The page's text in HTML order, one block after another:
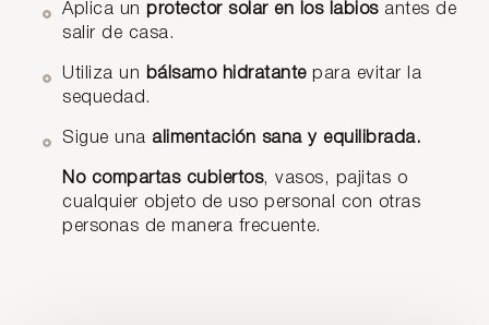
Aplica un protector solar en los labiosantes de
salir de casa.
Utiliza un bálsamo hidratantepara evitar la
sequedad.
Sigue una alimentación sana y equilibrada.
No compartas cubiertos, vasos, pajitas o
cualquier objeto de uso personal con otras
personas de manera frecuente.